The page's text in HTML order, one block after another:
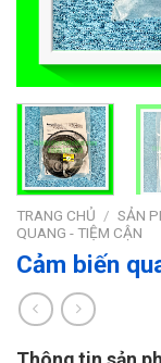
TRANG CHỦ / SẢN
QUANG - TIỆM CẬN
Cảm biến